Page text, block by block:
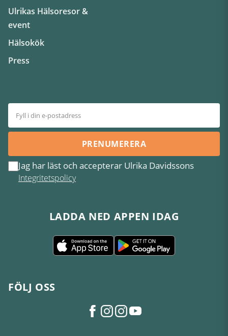
Ulrikas Hälsoresor &
event
Hälsokök
Press
PRENUMERERA
Jag har läst och accepterar Ulrika Davidssons
Integritetspolicy
LADDA NED APPEN IDAG
FÖLJ OSS